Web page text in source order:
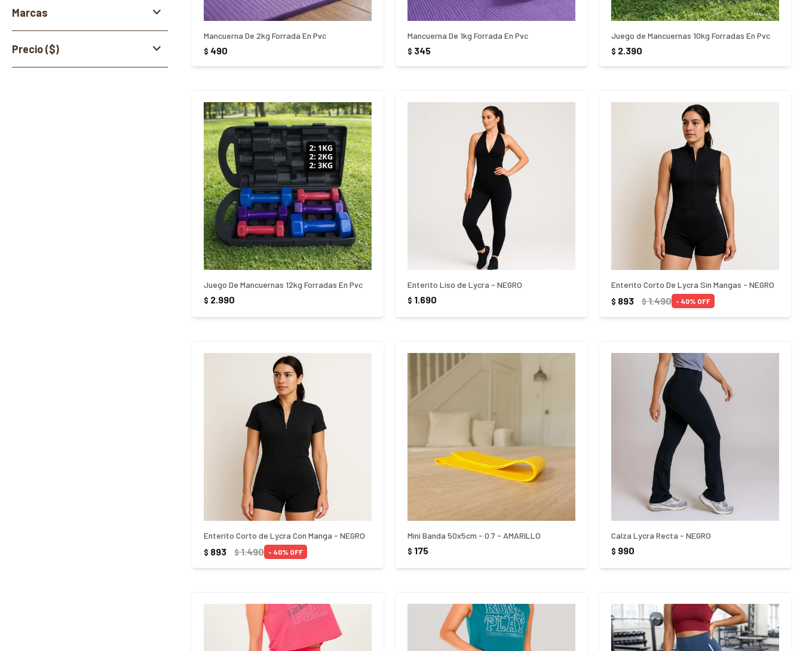
Mancuerna De 2kg Forrada En Pvc
$ 490
Mancuerna De 1kg Forrada En Pvc
$ 345
Juego de Mancuernas 10kg Forradas En Pvc
$ 2.390
Juego De Mancuernas 12kg Forradas En Pvc
$ 2.990
Enterito Liso de Lycra - NEGRO
$ 1.690
Enterito Corto De Lycra Sin Mangas - NEGRO
$ 893 $1.490 40
Enterito Corto de Lycra Con Manga - NEGRO
$ 893 $1.490 40
Mini Banda 50x5cm - 0.7 - AMARILLO
$ 175
Calza Lycra Recta - NEGRO
$ 990
Marcas
Precio($)